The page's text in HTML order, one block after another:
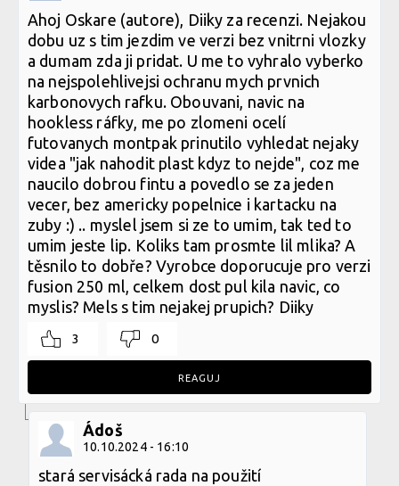
Ahoj Oskare (autore), Diiky za recenzi. Nejakou
dobu uz s tim jezdim ve verzi bez vnitrni vlozky
a dumam zda ji pridat. U me to vyhralo vyberko
na nejspolehlivejsi ochranu mych prvnich
karbonovych rafku. Obouvani, navic na
hookless ráfky, me po zlomeni ocelí
futovanych montpak prinutilo vyhledat nejaky
videa "jak nahodit plast kdyz to nejde", coz me
naucilo dobrou fintu a povedlo se za jeden
vecer, bez americky popelnice i kartacku na
zuby :) .. myslel jsem si ze to umim, tak ted to
umim jeste lip. Koliks tam prosmte lil mlika? A
těsnilo to dobře? Vyrobce doporucuje pro verzi
fusion 250 ml, celkem dost pul kila navic, co
myslis? Mels s tim nejakej prupich? Diiky
3 0
REAGUJ
Ádoš
10.10.2024 - 16:10
stará servisácká rada na použití